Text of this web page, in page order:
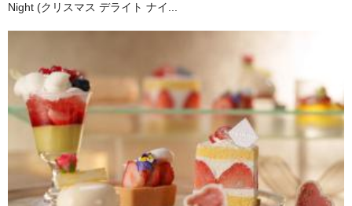
Night (クリスマス デライト ナイ...